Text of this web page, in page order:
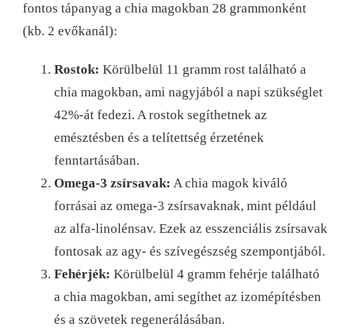
fontos tápanyag a chia magokban 28 grammonként
(kb. 2 evőkanál):
Rostok: Körülbelül 11 gramm rost található a
chia magokban, ami nagyjából a napi szükséglet
42%-át fedezi. A rostok segíthetnek az
emésztésben és a telítettség érzetének
fenntartásában.
Omega-3 zsírsavak: A chia magok kiváló
forrásai az omega-3 zsírsavaknak, mint például
az alfa-linolénsav. Ezek az esszenciális zsírsavak
fontosak az agy- és szívegészség szempontjából.
Fehérjék: Körülbelül 4 gramm fehérje található
a chia magokban, ami segíthet az izomépítésben
és a szövetek regenerálásában.